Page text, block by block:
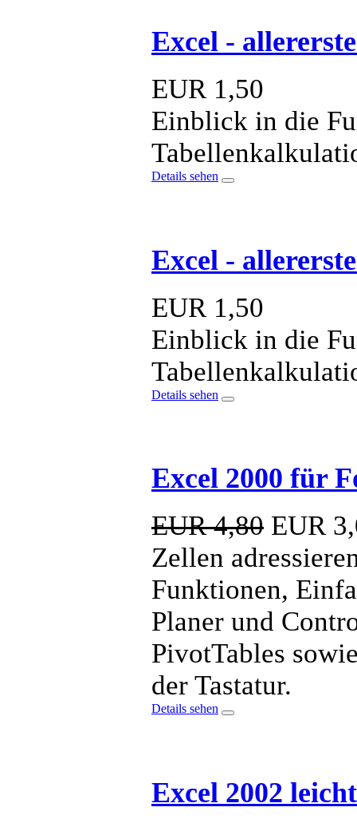
Excel -
EUR1,50
Einblick in die
Details sehen
Excel -
EUR 1,50
Einblick in die
Details sehen
Excel 2000 für
EUR 4,80 EUR
Zellen
Funktionen,
Planer und
PivotTables
der Tastatur.
Details sehen
Excel 2002